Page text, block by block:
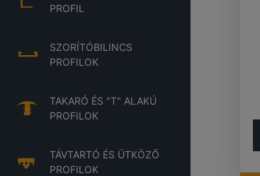
PROFIL
SZORÍTÓBILINCS
PROFILOK
TAKARÓ ÉS "T" ALAKÚ
PROFILOK
TÁVTARTÓ ÉS ÜTKÖZŐ
PROFILOK